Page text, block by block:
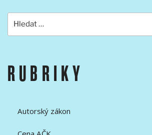
RUBRIKY
Autorský zákon